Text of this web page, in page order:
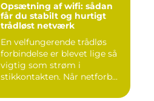
Opsætning af wifi: sådan
får du stabilt og hurtigt
trådløst netværk
En velfungerende trådløs
forbindelse er blevet lige så
vigtig som strøm i
stikkontakten. Når netforb...